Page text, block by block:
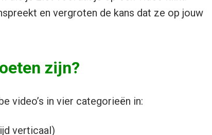
en vergroten de kans dat ze op jouw
zijn?
video’s in vier categorieën in:
verticaal)